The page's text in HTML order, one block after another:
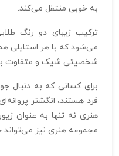
به خوبی منتقل می‌کند.
ترکیب زیبای دو رنگ
می‌شود که با هر استایلی
شخصیتی شیک و متفاوت
برای کسانی که به دنبال
فرد هستند، انگشتر
هنری نه تنها به عنوان
مجموعه هنری نیز می‌تواند